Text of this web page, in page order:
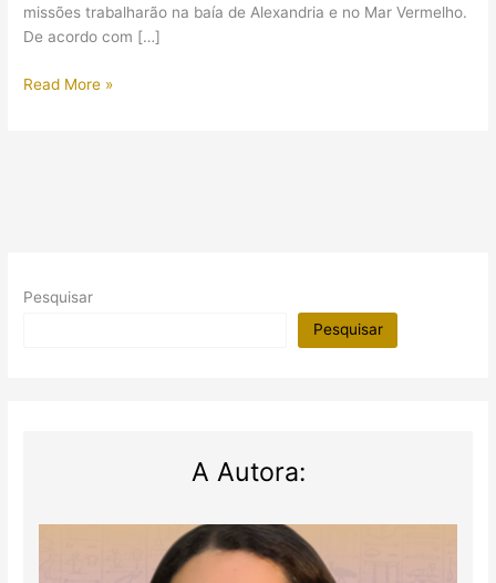
missões trabalharão na baía de Alexandria e no Mar Vermelho.
De acordo com […]
6
este
Read More »
Pesquisar
Pesquisar
A Autora: